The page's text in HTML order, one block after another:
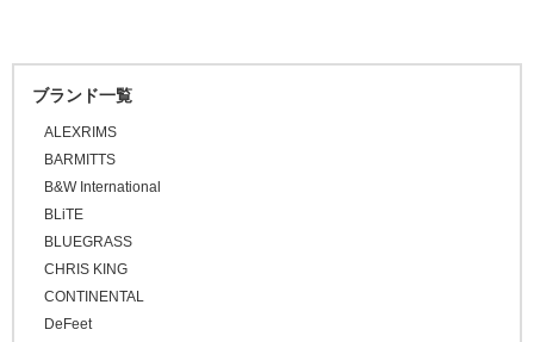
工具
プロテクター
ハンドルカバー
\30,001 ～ 50,000
\50,001 ～
オレンジ
レッド
パープル
グリーン
イエロー
マウンテンバイク
BMX
FAT BIKE
グラベルバイク
小径/折りたたみ自転車
タイムトライアル / トライアスロン
キッズバイク
ブランド一覧
ALEXRIMS
BARMITTS
B&W International
BLiTE
BLUEGRASS
CHRIS KING
CONTINENTAL
DeFeet